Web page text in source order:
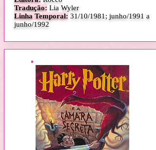
Tradução: Lia Wyler
Linha Temporal: 31/10/1981; junho/1991 a
junho/1992